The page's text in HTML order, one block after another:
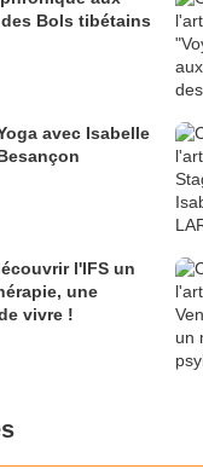
Bols tibétains
avec Isabelle
l'IFS un
une
vivre !